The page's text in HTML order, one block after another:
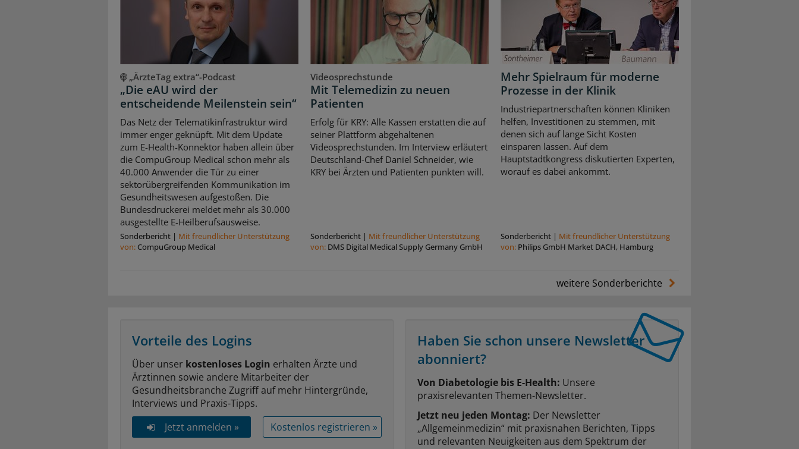
„ÄrzteTag extra“-Podcast
„Die eAU wird der
entscheidende Meilenstein sein“
Das Netz der Telematikinfrastruktur wird
immer enger geknüpft. Mit dem Update
zum E-Health-Konnektor haben allein über
die CompuGroup Medical schon mehr als
40.000 Anwender die Tür zu einer
sektorübergreifenden Kommunikation im
Gesundheitswesen aufgestoßen. Die
Bundesdruckerei meldet mehr als 30.000
ausgestellte E-Heilberufsausweise.
Sonderbericht | Mit freundlicher Unterstützung
von: CompuGroup Medical
Videosprechstunde
Mit Telemedizin zu neuen
Patienten
Erfolg für KRY: Alle Kassen erstatten die auf
seiner Plattform abgehaltenen
Videosprechstunden. Im Interview erläutert
Deutschland-Chef Daniel Schneider, wie
KRY bei Ärzten und Patienten punkten will.
Sonderbericht| Mit freundlicher Unterstützung
von: DMS Digital Medical Supply Germany GmbH
Mehr Spielraum für moderne
Prozesse in der Klinik
Industriepartnerschaften können Kliniken
helfen, Investitionen zu stemmen, mit
denen sich auf lange Sicht Kosten
einsparen lassen. Auf dem
Hauptstadtkongress diskutierten Experten,
worauf es dabei ankommt.
Sonderbericht| Mit freundlicher Unterstützung
von: Philips GmbH Market DACH, Hamburg
weitere Sonderberichte
Vorteile des Logins
Über unser kostenloses Login erhalten Ärzte und
Ärztinnen sowie andere Mitarbeiter der
Gesundheitsbranche Zugriff auf mehr Hintergründe,
Interviews und Praxis-Tipps.
Jetzt anmelden »
Kostenlos registrieren »
Haben Sie schon unsere Newsletter
abonniert?
Von Diabetologie bis E-Health: Unsere
praxisrelevanten Themen-Newsletter.
Jetzt neu jeden Montag: Der Newsletter
„Allgemeinmedizin“ mit praxisnahen Berichten, Tipps
und relevanten Neuigkeiten aus dem Spektrum der